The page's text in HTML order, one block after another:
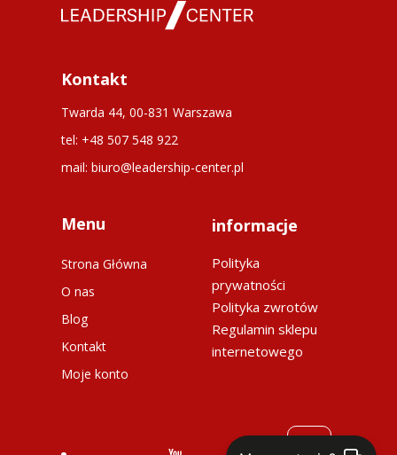
Kontakt
Twarda 44, 00-831 Warszawa
tel: +48 507 548 922
mail: biuro@leadership-center.pl
Menu
Strona Główna
O nas
Blog
Kontakt
Moje konto
informacje
Polityka
prywatności
Polityka zwrotów
Regulamin sklepu
internetowego